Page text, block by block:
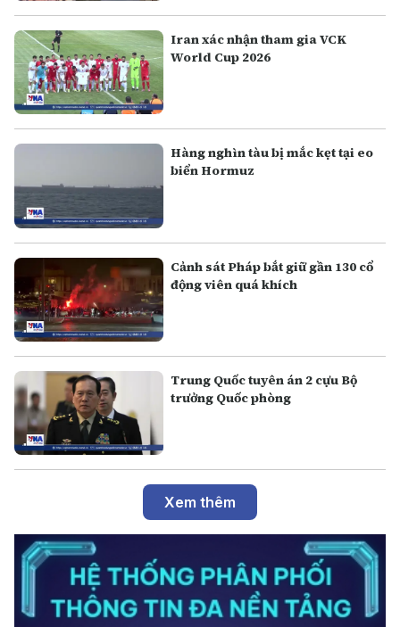
Iran xác nhận tham gia VCK
World Cup 2026
Hàng nghìn tàu bị mắc kẹt tại eo
biển Hormuz
Cảnh sát Pháp bắt giữ gần 130 cổ
động viên quá khích
Trung Quốc tuyên án 2 cựu Bộ
trưởng Quốc phòng
Xem thêm